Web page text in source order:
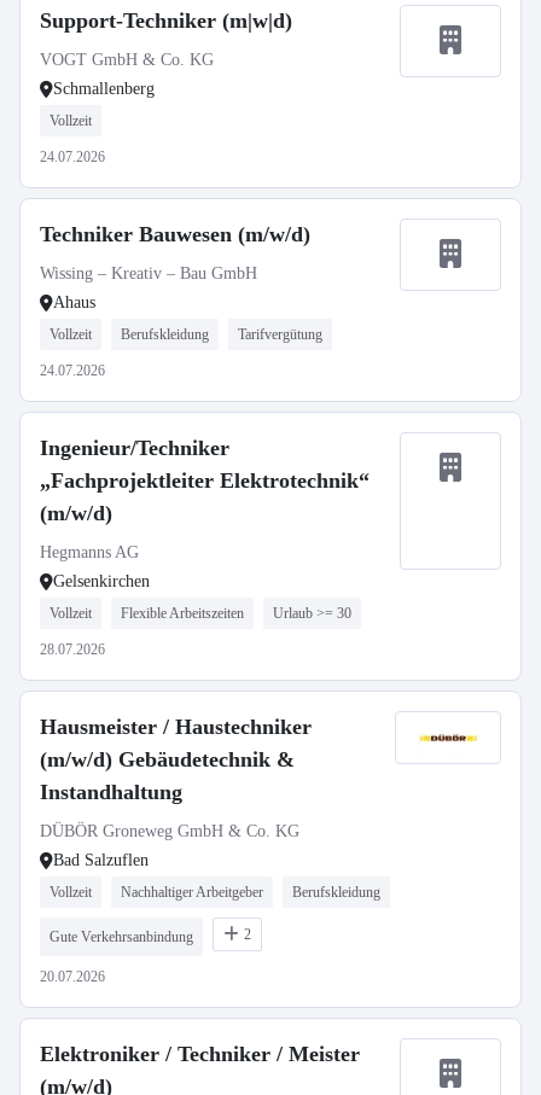
Support-Techniker (m|w|d)
VOGT GmbH & Co. KG
Schmallenberg
Vollzeit
24.07.2026
Techniker Bauwesen (m/w/d)
Wissing – Kreativ – Bau GmbH
Ahaus
Vollzeit Berufskleidung Tarifvergütung
24.07.2026
Ingenieur/Techniker
„Fachprojektleiter Elektrotechnik“
(m/w/d)
Hegmanns AG
Gelsenkirchen
Vollzeit Flexible Arbeitszeiten Urlaub >= 30
28.07.2026
Hausmeister / Haustechniker
(m/w/d) Gebäudetechnik &
Instandhaltung
DÜBÖR Groneweg GmbH & Co. KG
Bad Salzuflen
Vollzeit Nachhaltiger Arbeitgeber Berufskleidung
Gute Verkehrsanbindung 2
20.07.2026
Elektroniker / Techniker / Meister
(m/w/d)